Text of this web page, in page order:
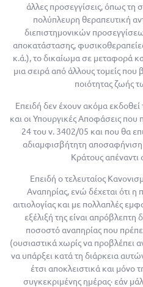
άλλες προσεγγίσεις, όπως τη
πολύπλευρη θεραπευτική
διεπιστημονικών
αποκατάστασης,
κ.ά.), το δικαίωμα σε μεταφορά
μια σειρά από άλλους τομείς
ποιότητας ζωής
Επειδή δεν έχουν ακόμα
και οι Υπουργικές Αποφάσεις
24 του ν. 3402/05 και που θα
αδιαμφισβήτητη
Κράτους
Επειδή ο τελευταίος
Αναπηρίας, ενώ δέχεται ότι η
αιτιολογίας και με πολλαπλές
εξέλιξή της είναι απρόβλεπτη
ποσοστό αναπηρίας που
(ουσιαστικά χωρίς να προβλέπει
να υπάρξει κατά τη διάρκεια
έτσι αποκλειστικά και μόνο
συγκεκριμένης ημέρας· εάν